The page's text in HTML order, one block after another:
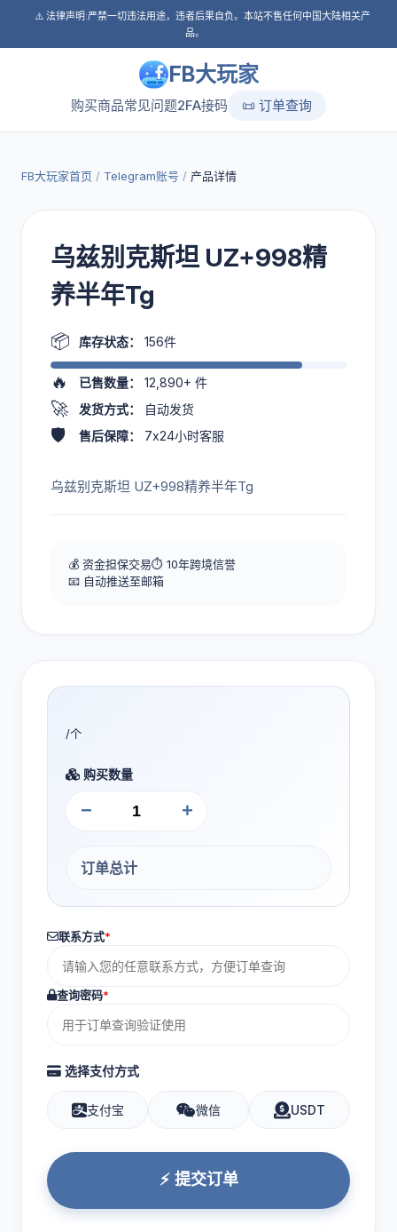
⚠️ 法律声明:严禁一切违法用途，违者后果自负。本站不售任何中国大陆相关产
品。
FB大玩家
购买商品常见问题2FA接码 📜 订单查询
FB大玩家首页 / Telegram账号 / 产品详情
乌兹别克斯坦 UZ+998精
养半年Tg
📦 库存状态： 156件
🔥 已售数量： 12,890+ 件
🚀 发货方式： 自动发货
🛡️ 售后保障： 7x24小时客服
乌兹别克斯坦 UZ+998精养半年Tg
💰 资金担保交易⏱️ 10年跨境信誉
📧 自动推送至邮箱
/个
购买数量
− +
订单总计
联系方式*
查询密码*
选择支付方式
支付宝 微信 USDT
⚡ 提交订单